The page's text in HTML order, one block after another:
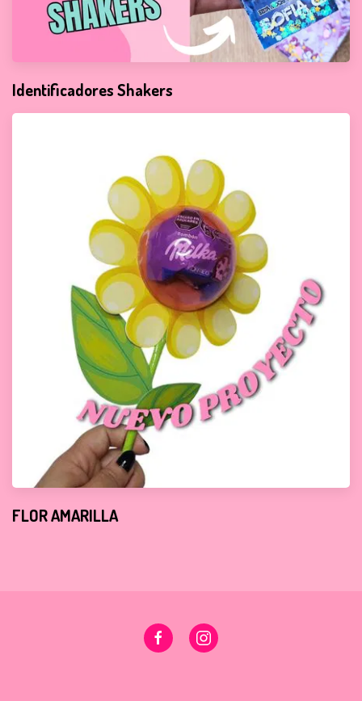
Identificadores Shakers
FLOR AMARILLA